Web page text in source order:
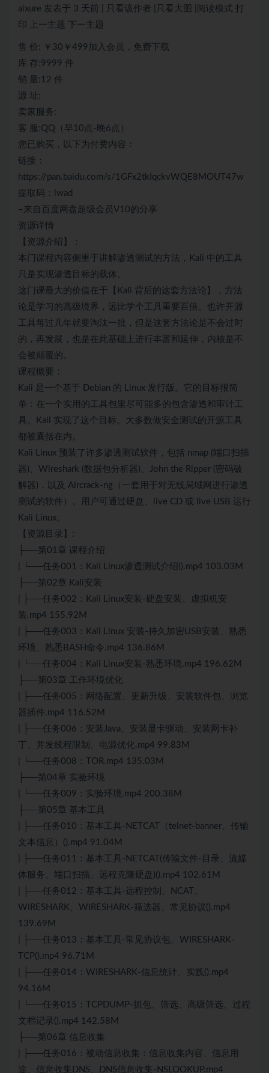
aixure 发表于 3 天前 | 只看该作者 |只看大图 |阅读模式 打
印 上一主题 下一主题
售 价: ￥30￥499加入会员，免费下载
库 存:9999 件
销 量:12 件
源 址:
卖家服务:
客 服:QQ（早10点-晚6点）
您已购买，以下为付费内容：
链接：
https://pan.baidu.com/s/1GFx2tkIqckvWQE8MOUT47w
提取码：lwad
–来自百度网盘超级会员V10的分享
资源详情
【资源介绍】：
本门课程内容侧重于讲解渗透测试的方法，Kali 中的工具
只是实现渗透目标的载体。
这门课最大的价值在于【Kali 背后的这套方法论】，方法
论是学习的高级境界，远比学个工具重要百倍。也许开源
工具每过几年就要淘汰一批，但是这套方法论是不会过时
的，再发展，也是在此基础上进行丰富和延伸，内核是不
会被颠覆的。
课程概要：
Kali 是一个基于 Debian 的 Linux 发行版。它的目标很简
单：在一个实用的工具包里尽可能多的包含渗透和审计工
具。Kali 实现了这个目标。大多数做安全测试的开源工具
都被囊括在内。
Kali Linux 预装了许多渗透测试软件，包括 nmap (端口扫描
器)、Wireshark (数据包分析器)、John the Ripper (密码破
解器)，以及 Aircrack-ng（一套用于对无线局域网进行渗透
测试的软件）。用户可通过硬盘、live CD 或 live USB 运行
Kali Linux。
【资源目录】:
├──第01章 课程介绍
| └──任务001：Kali Linux渗透测试介绍().mp4 103.03M
├──第02章 Kali安装
| ├──任务002：Kali Linux安装-硬盘安装、虚拟机安
装.mp4 155.92M
| ├──任务003：Kali Linux 安装-持久加密USB安装、熟悉
环境、熟悉BASH命令.mp4 136.86M
| └──任务004：Kali Linux安装-熟悉环境.mp4 196.62M
├──第03章 工作环境优化
| ├──任务005：网络配置、更新升级、安装软件包、浏览
器插件.mp4 116.52M
| ├──任务006：安装Java、安装显卡驱动、安装网卡补
丁、并发线程限制、电源优化.mp4 99.83M
| └──任务008：TOR.mp4 135.03M
├──第04章 实验环境
| └──任务009：实验环境.mp4 200.38M
├──第05章 基本工具
| ├──任务010：基本工具-NETCAT（telnet-banner、传输
文本信息）().mp4 91.04M
| ├──任务011：基本工具-NETCAT(传输文件-目录、流媒
体服务、端口扫描、远程克隆硬盘)().mp4 102.61M
| ├──任务012：基本工具-远程控制、NCAT、
WIRESHARK、WIRESHARK-筛选器、常见协议().mp4
139.69M
| ├──任务013：基本工具-常见协议包、WIRESHARK-
TCP().mp4 96.71M
| ├──任务014：WIRESHARK-信息统计、实践().mp4
94.16M
| └──任务015：TCPDUMP-抓包、筛选、高级筛选、过程
文档记录().mp4 142.58M
├──第06章 信息收集
| ├──任务016：被动信息收集：信息收集内容、信息用
途、信息收集DNS、DNS信息收集-NSLOOKUP.mp4